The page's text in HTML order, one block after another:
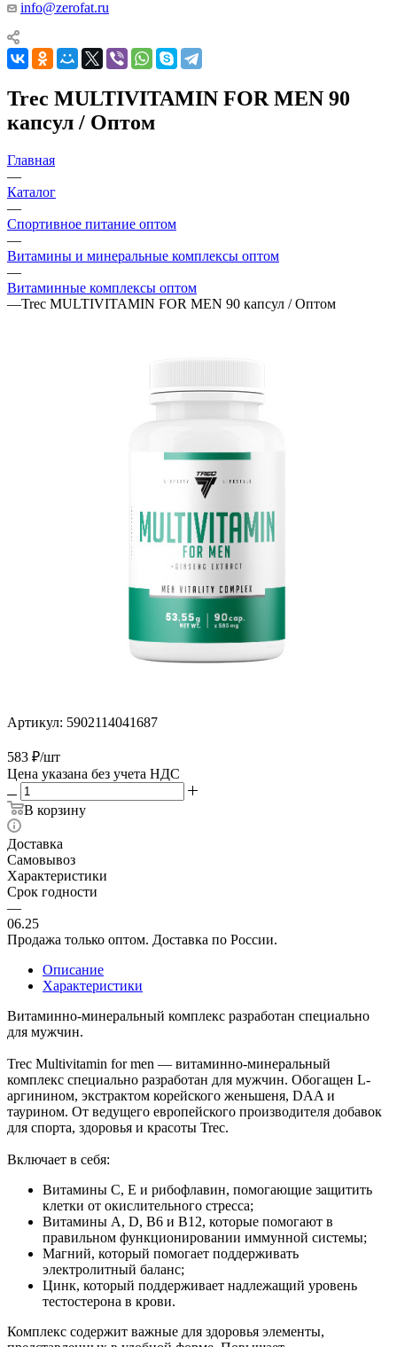
info@zerofat.ru
Trec MULTIVITAMIN FOR MEN 90
капсул / Оптом
Главная
—
Каталог
—
Спортивное питание оптом
—
Витамины и минеральные комплексы оптом
—
Витаминные комплексы оптом
—Trec MULTIVITAMIN FOR MEN 90 капсул / Оптом
Артикул: 5902114041687
583 ₽/шт
Цена указана без учета НДС
В корзину
Доставка
Самовывоз
Характеристики
Срок годности
—
06.25
Продажа только оптом. Доставка по России.
Описание
Характеристики
Витаминно-минеральный комплекс разработан специально
для мужчин.
Trec Multivitamin for men — витаминно-минеральный
комплекс специально разработан для мужчин. Обогащен L-
аргинином, экстрактом корейского женьшеня, DAA и
таурином. От ведущего европейского производителя добавок
для спорта, здоровья и красоты Trec.
Включает в себя:
Витамины С, Е и рибофлавин, помогающие защитить
клетки от окислительного стресса;
Витамины A, D, B6 и B12, которые помогают в
правильном функционировании иммунной системы;
Магний, который помогает поддерживать
электролитный баланс;
Цинк, который поддерживает надлежащий уровень
тестостерона в крови.
Комплекс содержит важные для здоровья элементы,